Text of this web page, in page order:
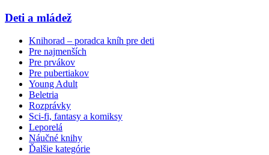
Deti a mládež
Knihorad – poradca kníh pre deti
Pre najmenších
Pre prvákov
Pre pubertiakov
Young Adult
Beletria
Rozprávky
Sci-fi, fantasy a komiksy
Leporelá
Náučné knihy
Ďalšie kategórie